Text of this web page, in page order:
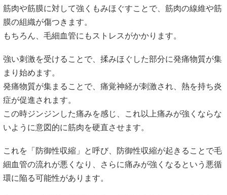
筋肉や筋膜に対して強くもみほぐすことで、筋肉の線維や筋
膜の組織が傷つきます。
もちろん、毛細血管にもストレスがかかります。
強い刺激を受けることで、揉みほぐした部分に発痛物質が集
まり始めます。
発痛物質が集まることで、痛覚神経が刺激され、熱を持ち炎
症が促進されます。
この時ジンジンした痛みを感じ、これ以上痛みが強くならな
いように意図的に筋肉を硬直させます。
これを「防御性収縮」と呼び、防御性収縮が起きることで毛
細血管の流れが悪くなり、さらに痛みが強くなるという悪循
環に陥る可能性があります。